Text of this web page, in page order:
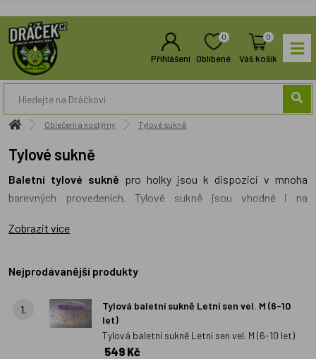
Přihlášení
0
Oblíbené
0
Váš košík
Oblečení a kostýmy Tylové sukně
Tylové sukně
Baletní tylové sukně pro holky jsou k dispozici v mnoha
barevných provedeních. Tylové sukně jsou vhodné i na
převlečené za baletky. Tylové
sukně prát. Tylové sukně mají v pase pružnou lycru, díky které
lze rozlišovat nejen podle velikosti, ale také podle
doporučeného věkového rozmezí jednotlivých výrobků.
svým zdobením mohou připomínat různé motivy z
Zobrazit více
Nejprodávanější produkty
1.
Tylová baletní sukně Letní sen vel. M (6-10
let)
Tylová baletní sukně Letní sen vel. M (6-10 let)
549 Kč